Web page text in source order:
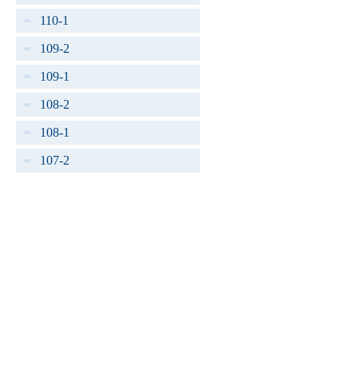
110-1
109-2
109-1
108-2
108-1
107-2